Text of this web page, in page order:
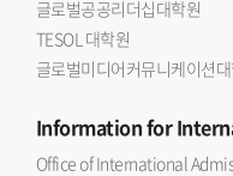
글로벌공공리더십대학원
TESOL 대학원
글로벌미디어커뮤니케이션
Informationfor
Office of International